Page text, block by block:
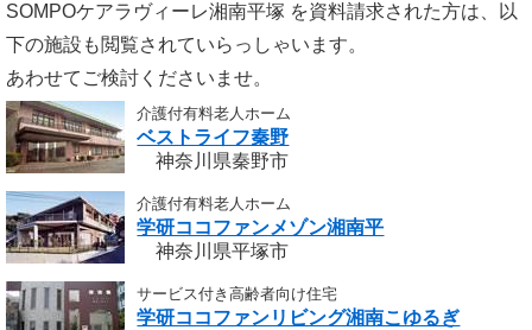
SOMPOケアラヴィーレ湘南平塚 を資料請求された方は、以
下の施設も閲覧されていらっしゃいます。
あわせてご検討くださいませ。
介護付有料老人ホーム
ベストライフ秦野
神奈川県秦野市
介護付有料老人ホーム
学研ココファンメゾン湘南平
神奈川県平塚市
サービス付き高齢者向け住宅
学研ココファンリビング湘南こゆるぎ